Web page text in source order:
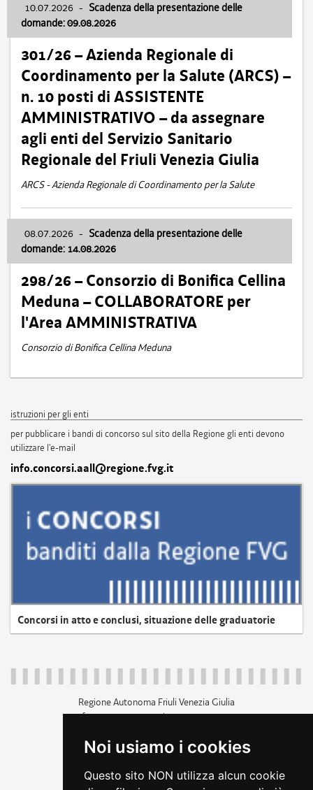
Noi usiamo i cookies
Questo sito NON utilizza alcun cookie
10.07.2026 - Scadenza della presentazione delle
domande: 09.08.2026
301/26 – Azienda Regionale di
Coordinamento per la Salute (ARCS) –
n. 10 posti di ASSISTENTE
AMMINISTRATIVO – da assegnare
agli enti del Servizio Sanitario
Regionale del Friuli Venezia Giulia
ARCS - Azienda Regionale di Coordinamento per la Salute
08.07.2026 - Scadenza della presentazione delle
domande: 14.08.2026
298/26 – Consorzio di Bonifica Cellina
Meduna – COLLABORATORE per
l'Area AMMINISTRATIVA
Consorzio di Bonifica Cellina Meduna
istruzioni per gli enti
per pubblicare i bandi di concorso sul sito della Regione gli enti devono
utilizzare l'e-mail
info.concorsi.aall@regione.fvg.it
Concorsi in atto e conclusi, situazione delle graduatorie
Regione Autonoma Friuli Venezia Giulia
c.f. 80014930327; p.iva 00526040324
+39 040 3771111